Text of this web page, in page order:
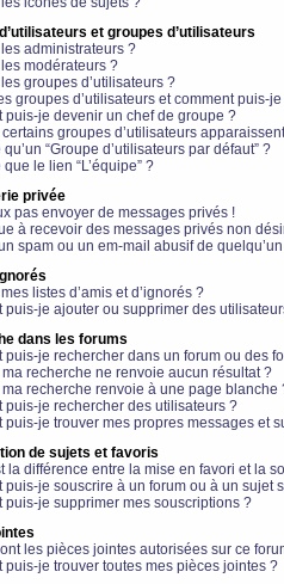
et groupes d’utilisateurs
administrateurs ?
modérateurs ?
groupes d’utilisateurs ?
groupes d’utilisateurs et comment puis-
puis-je devenir un chef de groupe ?
groupes d’utilisateurs
qu’un “Groupe d’utilisateurs par défaut” ?
que le lien “L’équipe” ?
privée
pas envoyer de messages privés !
à recevoir des messages privés non
spam ou un em-mail abusif de
listes d’amis et d’ignorés ?
puis-je ajouter ou supprimer des
dans les forums
puis-je rechercher dans un forum ou des
ma recherche ne renvoie aucun résultat ?
ma recherche renvoie à une page blanche
puis-je rechercher des utilisateurs ?
puis-je trouver mes propres messages et
de sujets et favoris
la différence entre la mise en favori et la
puis-je souscrire à un forum ou à un sujet
puis-je supprimer mes souscriptions ?
les pièces jointes autorisées sur ce
puis-je trouver toutes mes pièces jointes ?